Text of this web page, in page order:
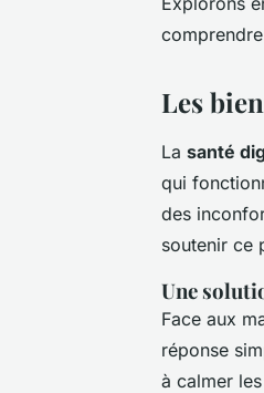
Les
La santé
qui
des
soutenir ce
Une
Face aux
réponse
à calmer